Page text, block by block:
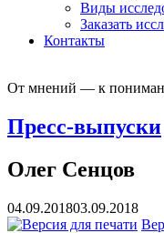
Виды
Заказать
Контакты
От мнений — к
Пресс-выпуски
Олег Сенцов
04.09.201803.09.2018